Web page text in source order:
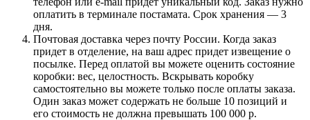
оплатить в терминале постамата. Срок хранения — 3
дня.
Почтовая доставка через почту России. Когда заказ
придет в отделение, на ваш адрес придет извещение о
посылке. Перед оплатой вы можете оценить состояние
коробки: вес, целостность. Вскрывать коробку
самостоятельно вы можете только после оплаты заказа.
Один заказ может содержать не больше 10 позиций и
его стоимость не должна превышать 100 000 р.